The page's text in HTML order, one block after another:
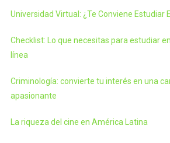
Universidad Virtual: ¿Te Conviene Estudiar
Checklist: Lo que necesitas para estudiar
línea
Criminología: convierte tu interés en una
apasionante
La riqueza del cine en América Latina